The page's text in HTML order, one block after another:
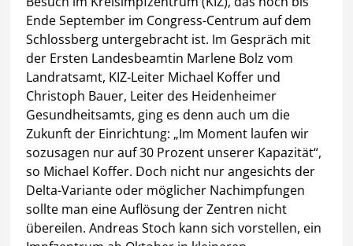
Ende September im Congress-Centrum auf dem
Schlossberg untergebracht ist. Im Gespräch mit
der Ersten Landesbeamtin Marlene Bolz vom
Landratsamt, KIZ-Leiter Michael Koffer und
Christoph Bauer, Leiter des Heidenheimer
Gesundheitsamts, ging es denn auch um die
Zukunft der Einrichtung: „Im Moment laufen wir
sozusagen nur auf 30 Prozent unserer Kapazität“,
so Michael Koffer. Doch nicht nur angesichts der
Delta-Variante oder möglicher Nachimpfungen
sollte man eine Auflösung der Zentren nicht
übereilen. Andreas Stoch kann sich vorstellen, ein